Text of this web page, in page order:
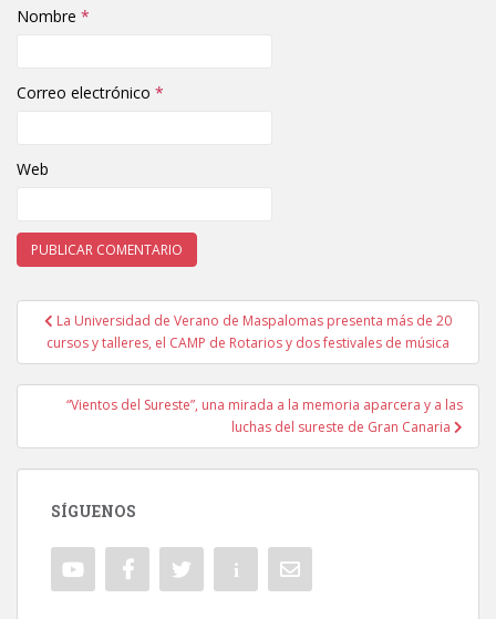
Nombre *
Correo electrónico *
Web
Navegación de entradas
La Universidad de Verano de Maspalomas presenta más de 20
cursos y talleres, el CAMP de Rotarios y dos festivales de música
“Vientos del Sureste”, una mirada a la memoria aparcera y a las
luchas del sureste de Gran Canaria
SÍGUENOS